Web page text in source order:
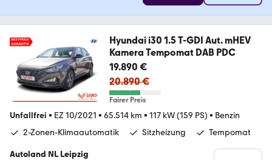
Hyundai i30 1.5 T-GDI Aut. mHEV
Kamera Tempomat DAB PDC
19.890 €
20.890 €
Fairer Preis
Unfallfrei • EZ 10/2021 • 65.514 km • 117 kW (159 PS) • Benzin
2-Zonen-Klimaautomatik
Sitzheizung Tempomat
Autoland NL Leipzig